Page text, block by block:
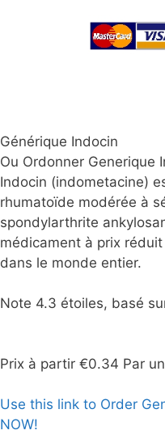
Générique Indocin
Ou Ordonner Generique
Indocin (indometacine)
rhumatoïde modérée à
spondylarthrite
médicament à prix
dans le monde entier.
Note 4.3 étoiles, basé
Prix à partir €0.34 Par
Use this link to Order
NOW!